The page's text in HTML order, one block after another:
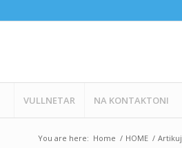
VULLNETAR NA KONTAKTONI
You are here: Home / HOME / Artikuj